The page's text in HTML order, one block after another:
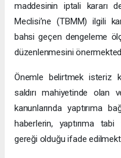
maddesinin iptali kararı
Meclisi’ne (TBMM) ilgili
bahsi geçen dengeleme
düzenlenmesini
Önemle belirtmek isteriz
saldırı mahiyetinde olan
kanunlarında yaptırıma
haberlerin, yaptırıma
gereği olduğu ifade